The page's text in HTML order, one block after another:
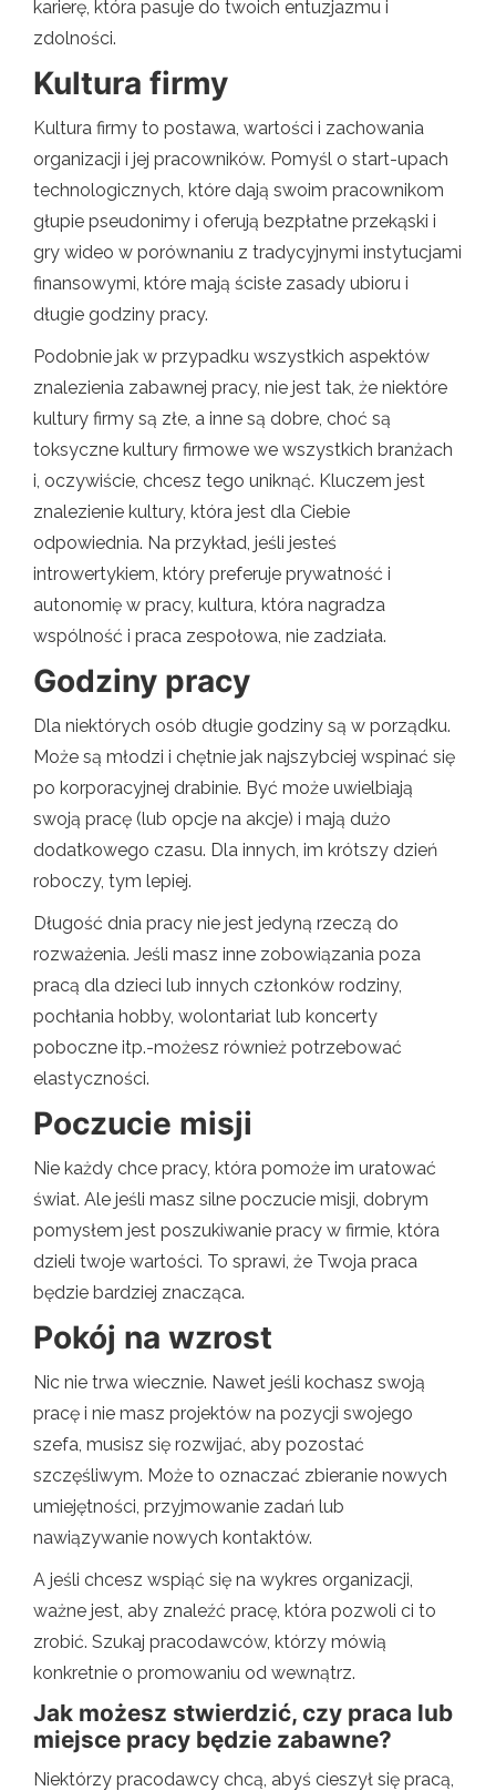
karierę, która pasuje do twoich entuzjazmu i
zdolności.
Kultura firmy
Kultura firmy to postawa, wartości i zachowania
organizacji i jej pracowników. Pomyśl o start-upach
technologicznych, które dają swoim pracownikom
głupie pseudonimy i oferują bezpłatne przekąski i
gry wideo w porównaniu z tradycyjnymi instytucjami
finansowymi, które mają ścisłe zasady ubioru i
długie godziny pracy.
Podobnie jak w przypadku wszystkich aspektów
znalezienia zabawnej pracy, nie jest tak, że niektóre
kultury firmy są złe, a inne są dobre, choć są
toksyczne kultury firmowe we wszystkich branżach
i, oczywiście, chcesz tego uniknąć. Kluczem jest
znalezienie kultury, która jest dla Ciebie
odpowiednia. Na przykład, jeśli jesteś
introwertykiem, który preferuje prywatność i
autonomię w pracy, kultura, która nagradza
wspólność i praca zespołowa, nie zadziała.
Godziny pracy
Dla niektórych osób długie godziny są w porządku.
Może są młodzi i chętnie jak najszybciej wspinać się
po korporacyjnej drabinie. Być może uwielbiają
swoją pracę (lub opcje na akcje) i mają dużo
dodatkowego czasu. Dla innych, im krótszy dzień
roboczy, tym lepiej.
Długość dnia pracy nie jest jedyną rzeczą do
rozważenia. Jeśli masz inne zobowiązania poza
pracą dla dzieci lub innych członków rodziny,
pochłania hobby, wolontariat lub koncerty
poboczne itp.-możesz również potrzebować
elastyczności.
Poczucie misji
Nie każdy chce pracy, która pomoże im uratować
świat. Ale jeśli masz silne poczucie misji, dobrym
pomysłem jest poszukiwanie pracy w firmie, która
dzieli twoje wartości. To sprawi, że Twoja praca
będzie bardziej znacząca.
Pokój na wzrost
Nic nie trwa wiecznie. Nawet jeśli kochasz swoją
pracę i nie masz projektów na pozycji swojego
szefa, musisz się rozwijać, aby pozostać
szczęśliwym. Może to oznaczać zbieranie nowych
umiejętności, przyjmowanie zadań lub
nawiązywanie nowych kontaktów.
A jeśli chcesz wspiąć się na wykres organizacji,
ważne jest, aby znaleźć pracę, która pozwoli ci to
zrobić. Szukaj pracodawców, którzy mówią
konkretnie o promowaniu od wewnątrz.
Jak możesz stwierdzić, czy praca lub
miejsce pracy będzie zabawne?
Niektórzy pracodawcy chcą, abyś cieszył się pracą,